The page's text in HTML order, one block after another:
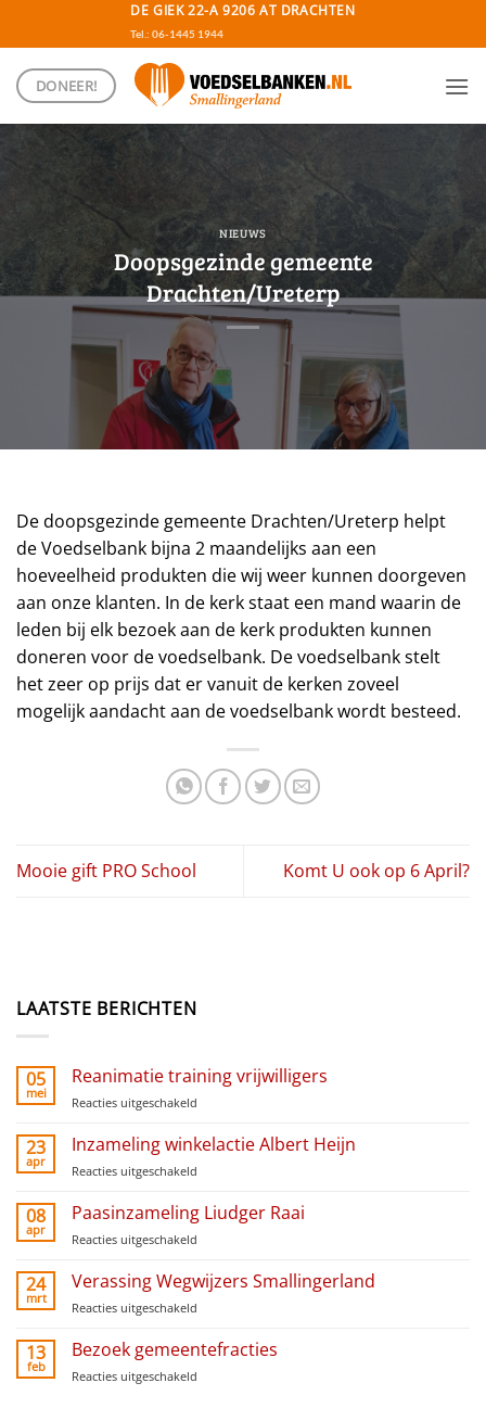
inhoud
DE GIEK 22-A 9206 AT DRACHTEN
Tel.: 06-1445 1944
DONEER!
NIEUWS
Doopsgezinde gemeente
Drachten/Ureterp
De doopsgezinde gemeente Drachten/Ureterp helpt
de Voedselbank bijna 2 maandelijks aan een
hoeveelheid produkten die wij weer kunnen doorgeven
aan onze klanten. In de kerk staat een mand waarin de
leden bij elk bezoek aan de kerk produkten kunnen
doneren voor de voedselbank. De voedselbank stelt
het zeer op prijs dat er vanuit de kerken zoveel
mogelijk aandacht aan de voedselbank wordt besteed.
Mooie gift PRO School Komt U ook op 6 April?
LAATSTE BERICHTEN
05
mei
Reanimatie training vrijwilligers
Reacties uitgeschakeld
training
23
apr
Inzameling winkelactie Albert Heijn
Reacties uitgeschakeld
winkelactie
Albert
08
apr
Paasinzameling Liudger Raai
Reacties uitgeschakeld
Liudger
Raai
24
mrt
Verassing Wegwijzers Smallingerland
Reacties uitgeschakeld
Wegwijzers
13
feb
Bezoek gemeentefracties
Reacties uitgeschakeld